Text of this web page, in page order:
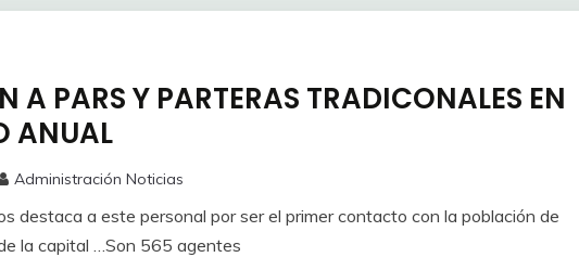
A PARS Y PARTERAS TRADICONALES EN
ANUAL
Administración Noticias
destaca a este personal por ser el primer contacto con la población de
la capital …Son 565 agentes